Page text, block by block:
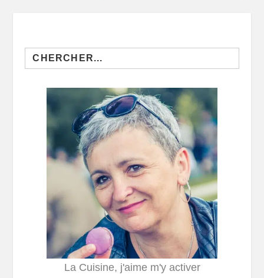
Search
for:
La Cuisine, j'aime m'y activer